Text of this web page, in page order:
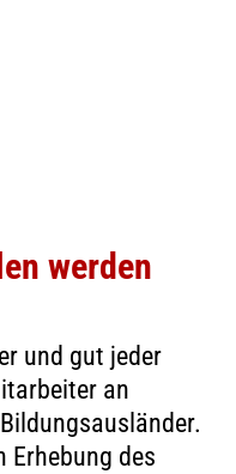
werden
und gut jeder
an
Erhebung des